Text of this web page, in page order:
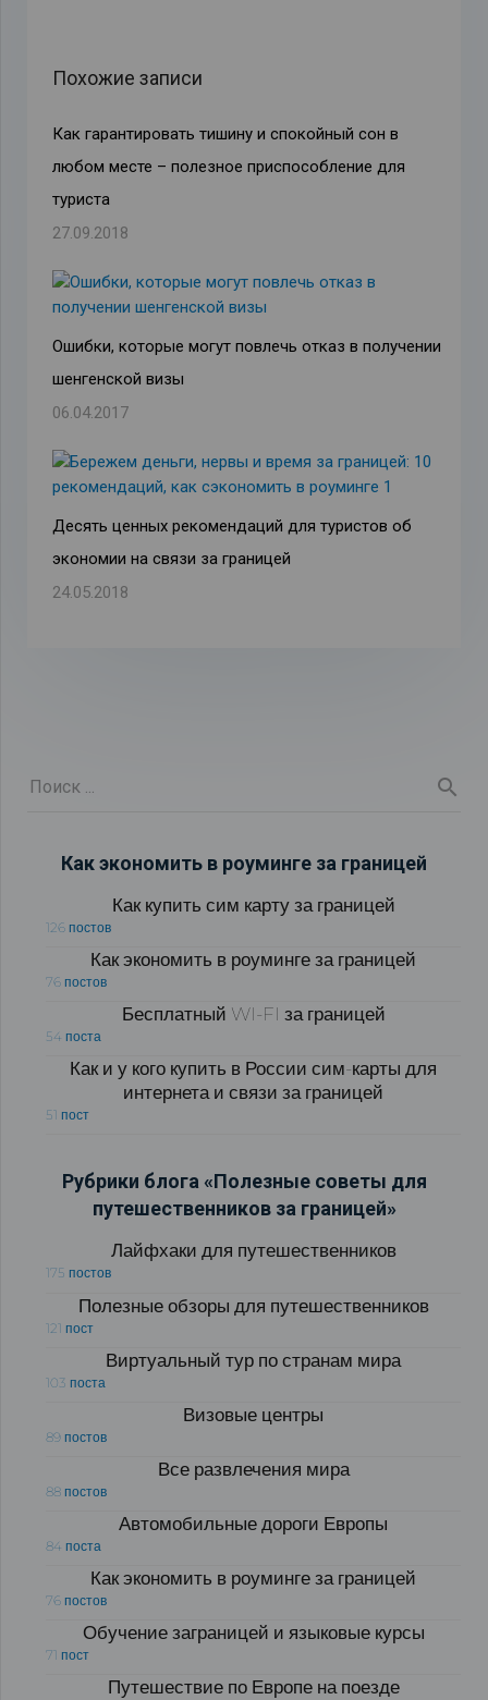
Похожие записи
Как гарантировать тишину и спокойный сон в
любом месте – полезное приспособление для
туриста
27.09.2018
Ошибки, которые могут повлечь отказ в получении
шенгенской визы
06.04.2017
Десять ценных рекомендаций для туристов об
экономии на связи за границей
24.05.2018
Как экономить в роуминге за границей
Как купить сим карту за границей
126 постов
Как экономить в роуминге за границей
76 постов
Бесплатный WI-FI за границей
54 поста
Как и у кого купить в России сим-карты для
интернета и связи за границей
51 пост
Рубрики блога «Полезные советы для
путешественников за границей»
Лайфхаки для путешественников
175 постов
Полезные обзоры для путешественников
121 пост
Виртуальный тур по странам мира
103 поста
Визовые центры
89 постов
Все развлечения мира
88 постов
Автомобильные дороги Европы
84 поста
Как экономить в роуминге за границей
76 постов
Обучение заграницей и языковые курсы
71 пост
Путешествие по Европе на поезде